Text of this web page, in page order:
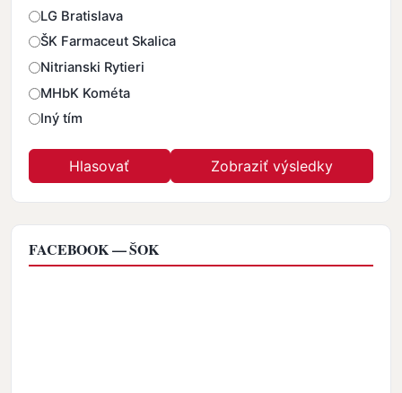
Odpovede
LG Bratislava
ŠK Farmaceut Skalica
Nitrianski Rytieri
MHbK Kométa
Iný tím
FACEBOOK — ŠOK